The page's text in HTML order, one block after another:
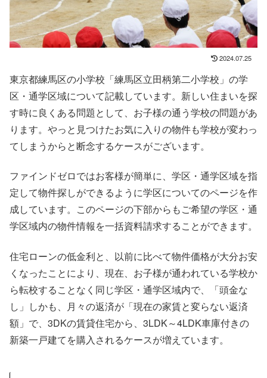
2024.07.25
東京都練馬区の小学校「練馬区立田柄第二小学校」の学
区・通学区域について記載しています。新しい住まいを探
す時に良くある問題として、お子様の通う学校の問題があ
ります。やっと見つけたお気に入りの物件も学校が変わっ
てしまうからと断念するケースがございます。
ファインドゼロではお客様が簡単に、学区・通学区域を指
定して物件探しができるように学区についてのページを作
成しています。このページの下部からもご希望の学区・通
学区域内の物件情報を一括資料請求することができます。
住宅ローンの低金利と、以前に比べて物件価格が大分お安
くなったことにより、現在、お子様が通われている学校か
ら転校することなく同じ学区・通学区域内で、「頭金な
し」しかも、月々の返済が「現在の家賃と変らない返済
額」で、3DKの賃貸住宅から、3LDK～4LDK車庫付きの
新築一戸建てを購入されるケースが増えています。